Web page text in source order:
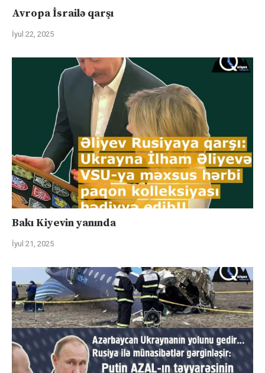
Avropa İsrailə qarşı
İyul 22, 2025
Bakı Kiyevin yanında
İyul 21, 2025